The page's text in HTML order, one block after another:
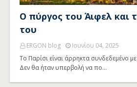
Ο πύργος του Άιφελ και
του
ERGON blog
Ιουνίου 04, 2025
Το Παρίσι είναι άρρηκτα συνδεδεμένο
Δεν θα ήταν υπερβολή να πο…